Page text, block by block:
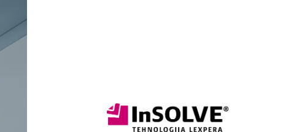
Login Form